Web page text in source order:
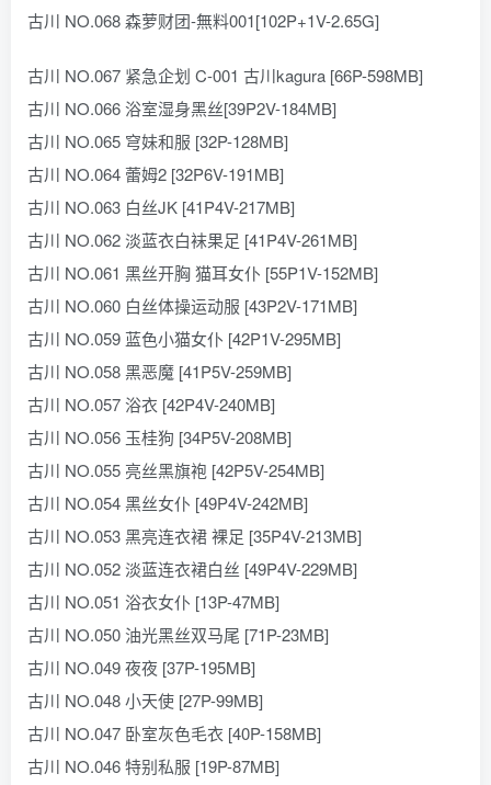
古川 NO.068 森萝财团-無料001[102P+1V-2.65G]
古川 NO.067 紧急企划 C-001 古川kagura [66P-598MB]
古川 NO.066 浴室湿身黑丝[39P2V-184MB]
古川 NO.065 穹妹和服 [32P-128MB]
古川 NO.064 蕾姆2 [32P6V-191MB]
古川 NO.063 白丝JK [41P4V-217MB]
古川 NO.062 淡蓝衣白袜果足 [41P4V-261MB]
古川 NO.061 黑丝开胸 猫耳女仆 [55P1V-152MB]
古川 NO.060 白丝体操运动服 [43P2V-171MB]
古川 NO.059 蓝色小猫女仆 [42P1V-295MB]
古川 NO.058 黑恶魔 [41P5V-259MB]
古川 NO.057 浴衣 [42P4V-240MB]
古川 NO.056 玉桂狗 [34P5V-208MB]
古川 NO.055 亮丝黑旗袍 [42P5V-254MB]
古川 NO.054 黑丝女仆 [49P4V-242MB]
古川 NO.053 黑亮连衣裙 裸足 [35P4V-213MB]
古川 NO.052 淡蓝连衣裙白丝 [49P4V-229MB]
古川 NO.051 浴衣女仆 [13P-47MB]
古川 NO.050 油光黑丝双马尾 [71P-23MB]
古川 NO.049 夜夜 [37P-195MB]
古川 NO.048 小天使 [27P-99MB]
古川 NO.047 卧室灰色毛衣 [40P-158MB]
古川 NO.046 特别私服 [19P-87MB]